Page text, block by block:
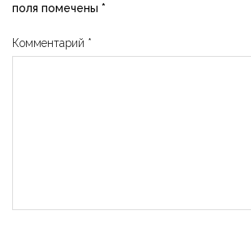
поля помечены *
Комментарий *